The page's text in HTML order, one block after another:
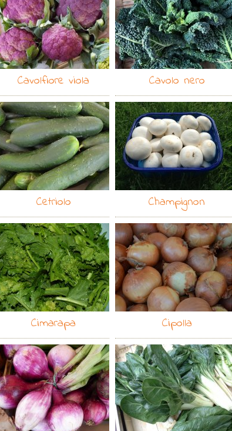
Cavolfiore viola Cavolo nero
Cetriolo Champignon
Cimarapa Cipolla